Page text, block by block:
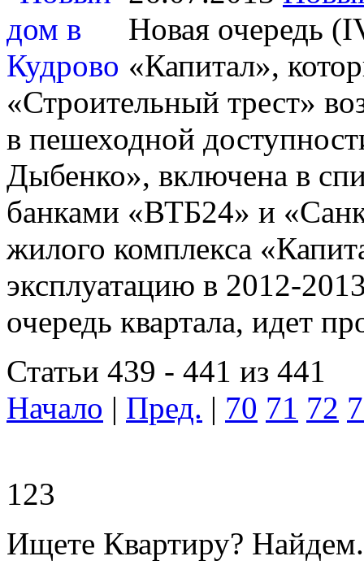
Новая очередь
«Капитал»,
«Строительный трест»
в пешеходной
Дыбенко», включена в
банками «ВТБ24» и
жилого комплекса
эксплуатацию в 2012-
очередь квартала, идет
Статьи 439 - 441 из 441
Начало | Пред. | 70 71 72
123
Ищете Квартиру?